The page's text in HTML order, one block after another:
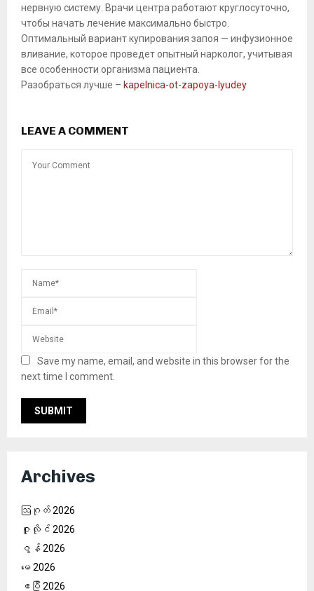
нервную систему. Врачи центра работают круглосуточно,
чтобы начать лечение максимально быстро.
Оптимальный вариант купирования запоя — инфузионное
вливание, которое проведет опытный нарколог, учитывая
все особенности организма пациента.
Разобраться лучше – kapelnica-ot-zapoya-lyudey
LEAVE A COMMENT
Save my name, email, and website in this browser for the
next time I comment.
Archives
ဩဂုတ် 2026
ဇူလိုင် 2026
ဇွန် 2026
မေ 2026
ဧပြီ 2026